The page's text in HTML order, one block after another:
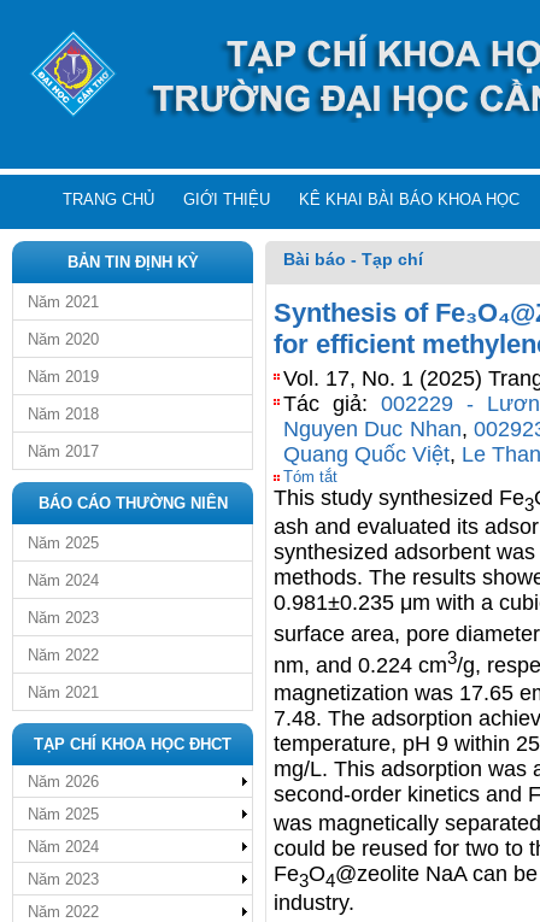
TRANG CHỦ GIỚI THIỆU KÊ KHAI BÀI BÁO KHOA HỌC
BẢN TIN ĐỊNH KỲ
Năm 2021
Năm 2020
Năm 2019
Năm 2018
Năm 2017
BÁO CÁO THƯỜNG NIÊN
Năm 2025
Năm 2024
Năm 2023
Năm 2022
Năm 2021
TẠP CHÍ KHOA HỌC ĐHCT
Năm 2026
Năm 2025
Năm 2024
Năm 2023
Năm 2022
Bài báo - Tạp chí
Synthesis of
for efficient
Vol. 17, No. 1 (2025)
Tác giả:002229 -
Nguyen Duc Nhan,
Quang Quốc Việt, Le
Tóm tắt
This study synthesized Fe3
ash and evaluated its
synthesized adsorbent
methods. The results
0.981±0.235 μm with a
surface area, pore
nm, and 0.224 cm3/g,
magnetization was 17.65
7.48. The adsorption
temperature, pH 9 within
mg/L. This adsorption was
second-order kinetics and
was magnetically
could be reused for two to
Fe3O4@zeolite NaA can
industry.